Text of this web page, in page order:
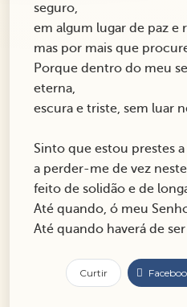
seguro,
em algum lugar de paz e
mas por mais que
Porque dentro do meu
eterna,
escura e triste, sem luar
Sinto que estou prestes
a perder-me de vez
feito de solidão e de
Até quando, ó meu
Até quando haverá de ser
Curtir